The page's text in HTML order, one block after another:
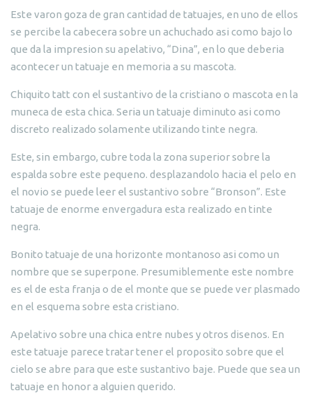
Este varon goza de gran cantidad de tatuajes, en uno de ellos
se percibe la cabecera sobre un achuchado asi­ como bajo lo
que da la impresion su apelativo, “Dina”, en lo que deberia
acontecer un tatuaje en memoria a su mascota.
Chiquito tatt con el sustantivo de la cristiano o mascota en la
muneca de esta chica. Seri­a un tatuaje diminuto asi­ como
discreto realizado solamente utilizando tinte negra.
Este, sin embargo, cubre toda la zona superior sobre la
espalda sobre este pequeno. desplazandolo hacia el pelo en
el novio se puede leer el sustantivo sobre “Bronson”. Este
tatuaje de enorme envergadura esta realizado en tinte
negra.
Bonito tatuaje de una horizonte montanoso asi­ como un
nombre que se superpone. Presumiblemente este nombre
es el de esta franja o de el monte que se puede ver plasmado
en el esquema sobre esta cristiano.
Apelativo sobre una chica entre nubes y otros disenos. En
este tatuaje parece tratar tener el proposito sobre que el
cielo se abre para que este sustantivo baje. Puede que sea un
tatuaje en honor a alguien querido.